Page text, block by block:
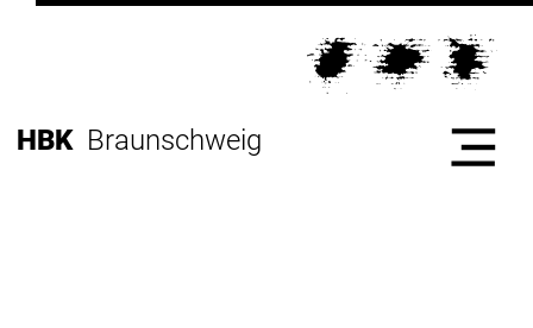
Inhalt
zur
Direkt
HBK Braunschweig